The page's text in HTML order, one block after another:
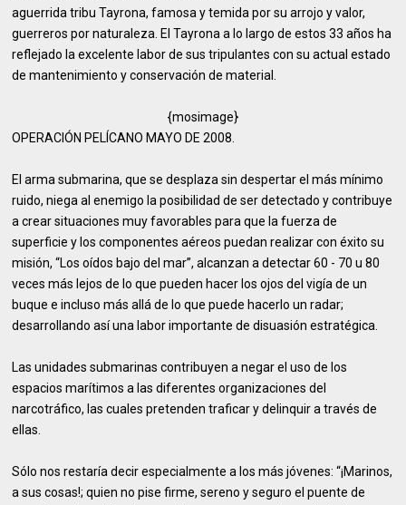
aguerrida tribu Tayrona, famosa y temida por su arrojo y valor,
guerreros por naturaleza. El Tayrona a lo largo de estos 33 años ha
reflejado la excelente labor de sus tripulantes con su actual estado
de mantenimiento y conservación de material.
{mosimage}
OPERACIÓN PELÍCANO MAYO DE 2008.
El arma submarina, que se desplaza sin despertar el más mínimo
ruido, niega al enemigo la posibilidad de ser detectado y contribuye
a crear situaciones muy favorables para que la fuerza de
superficie y los componentes aéreos puedan realizar con éxito su
misión, “Los oídos bajo del mar”, alcanzan a detectar 60 - 70 u 80
veces más lejos de lo que pueden hacer los ojos del vigía de un
buque e incluso más allá de lo que puede hacerlo un radar;
desarrollando así una labor importante de disuasión estratégica.
Las unidades submarinas contribuyen a negar el uso de los
espacios marítimos a las diferentes organizaciones del
narcotráfico, las cuales pretenden traficar y delinquir a través de
ellas.
Sólo nos restaría decir especialmente a los más jóvenes: “¡Marinos,
a sus cosas!; quien no pise firme, sereno y seguro el puente de